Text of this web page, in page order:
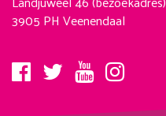
3905 PH Veenendaal